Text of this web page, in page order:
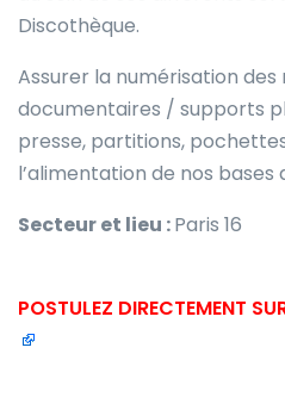
Discothèque.
Assurer la numérisation des
documentaires / supports
presse, partitions,
l’alimentation de nos bases
Secteur et lieu :Paris 16
POSTULEZ DIRECTEMENT